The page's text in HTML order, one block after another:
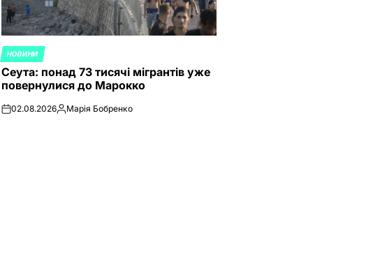
POSTED
IN
НОВИНИ
Сеута: понад 73 тисячі мігрантів уже
повернулися до Марокко
on02.08.2026Posted
Марія Бобренко